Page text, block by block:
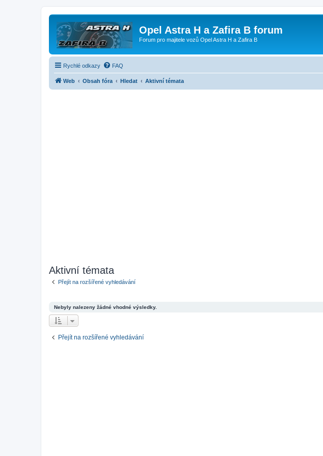
Opel Astra H a Zafira B forum
Forum pro majitele vozů Opel Astra H a Zafira B
Rychlé odkazy FAQ
Web Obsah fóra Hledat Aktivní témata
Aktivní témata
Přejít na rozšířené vyhledávání
Nebyly nalezeny žádné vhodné výsledky.
Přejít na rozšířené vyhledávání